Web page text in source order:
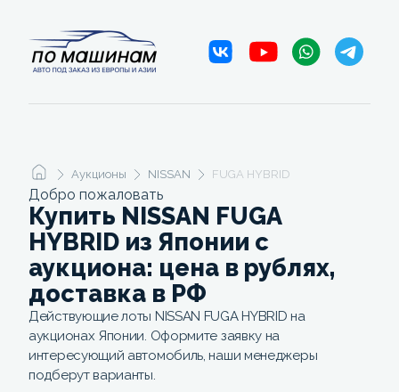
Аукционы NISSAN FUGA HYBRID
Добро пожаловать
Купить NISSAN FUGA
HYBRID из Японии с
аукциона: цена в рублях,
доставка в РФ
Действующие лоты NISSAN FUGA HYBRID на
аукционах Японии. Оформите заявку на
интересующий автомобиль, наши менеджеры
подберут варианты.